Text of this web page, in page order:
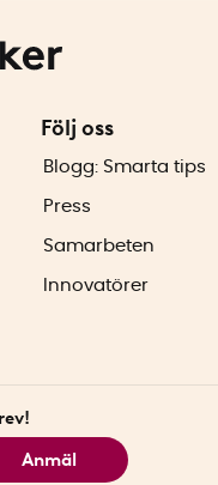
Följ oss
Blogg: Smarta tips
Press
Samarbeten
Innovatörer
Anmäl